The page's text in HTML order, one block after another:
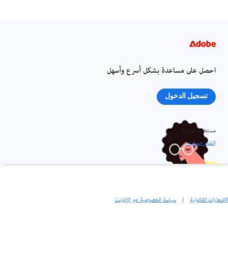
احصل على مساعدة بشكل أسرع وأسهل
تسجيل الدخول
مستخدم جديد؟
إنشاء حساب ›
الإشعارات القانونية | سياسة الخصوصية عبر الإنترنت